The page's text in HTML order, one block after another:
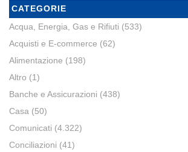
CATEGORIE
Acqua, Energia, Gas e Rifiuti (533)
Acquisti e E-commerce (62)
Alimentazione (198)
Altro (1)
Banche e Assicurazioni (438)
Casa (50)
Comunicati (4.322)
Conciliazioni (41)